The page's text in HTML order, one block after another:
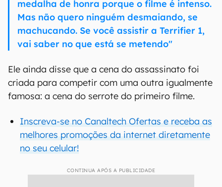
medalha de honra porque o filme é intenso.
Mas não quero ninguém desmaiando, se
machucando. Se você assistir a Terrifier 1,
vai saber no que está se metendo"
Ele ainda disse que a cena do assassinato foi
criada para competir com uma outra igualmente
famosa: a cena do serrote do primeiro filme.
Inscreva-se no Canaltech Ofertas e receba as
melhores promoções da internet diretamente
no seu celular!
CONTINUA APÓS A PUBLICIDADE